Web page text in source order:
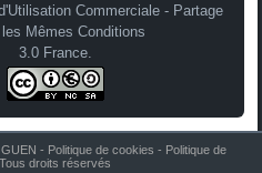
Commerciale - Partage
Mêmes Conditions
3.0 France.
- Politique de cookies - Politique de
droits réservés